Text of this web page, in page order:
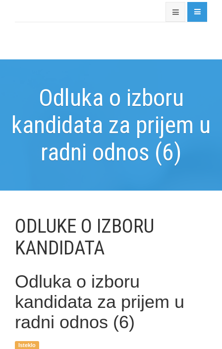
Odluka o izboru
kandidata za prijem u
radni odnos (6)
ODLUKE O IZBORU
KANDIDATA
Odluka o izboru
kandidata za prijem u
radni odnos (6)
Isteklo